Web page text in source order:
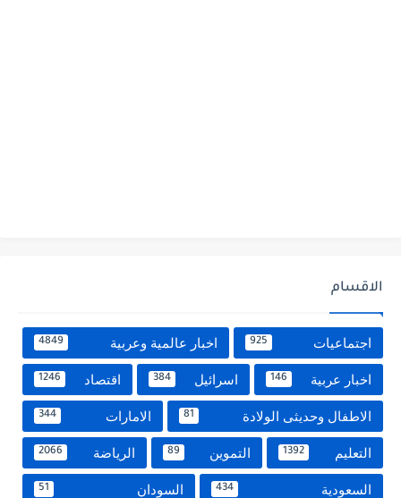
الاقسام
اجتماعيات 925 اخبار عالمية وعربية 4849
اخبار عربية 146 اسرائيل 384 اقتصاد 1246
الاطفال وحديثى الولادة 81 الامارات 344
التعليم 1392 التموين 89 الرياضة 2066
السعودية 434 السودان 51